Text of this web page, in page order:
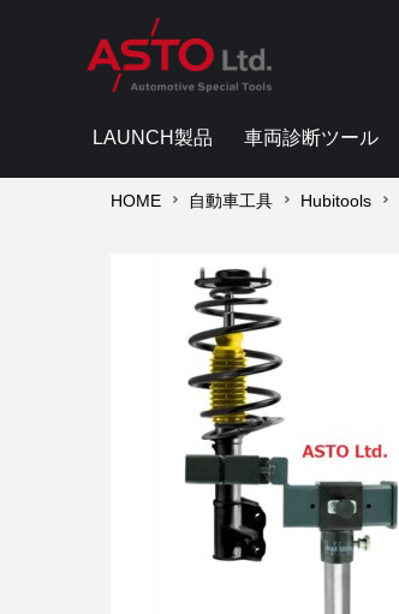
LAUNCH製品 車両診断ツール
HOME 自動車工具 Hubitools